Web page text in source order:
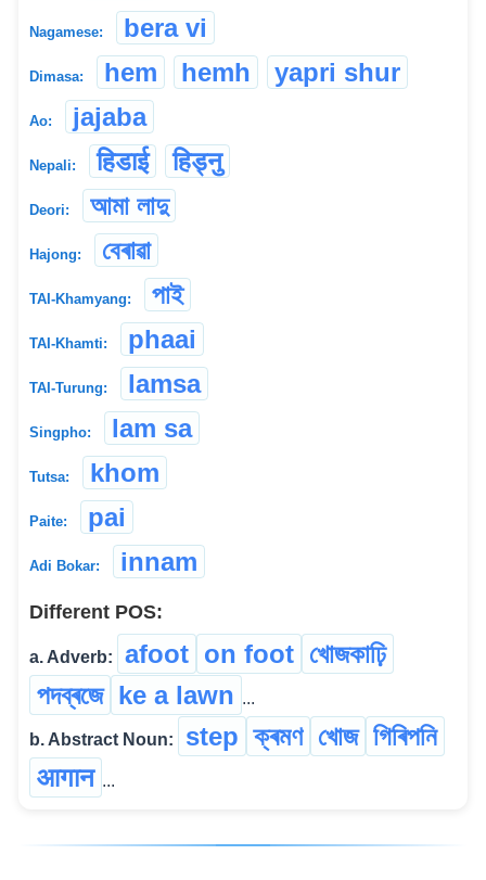
Nagamese: bera vi
Dimasa: hem hemh yapri shur
Ao: jajaba
Nepali: हिडाई हिड्नु
Deori: আমা লাদু
Hajong: বেৰাৱা
TAI-Khamyang: পাই
TAI-Khamti: phaai
TAI-Turung: lamsa
Singpho: lam sa
Tutsa: khom
Paite: pai
Adi Bokar: innam
Different POS:
a. Adverb: afoot on foot খোজকাঢ়ি
পদব্ৰজে ke a lawn ...
b. Abstract Noun: step ক্ৰমণ খোজ গিৰিপনি
आगान ...